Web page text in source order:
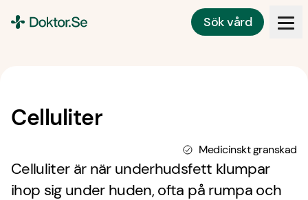
Sök vård
Celluliter
Medicinskt granskad
Celluliter är när underhudsfett klumpar
ihop sig under huden, ofta på rumpa och